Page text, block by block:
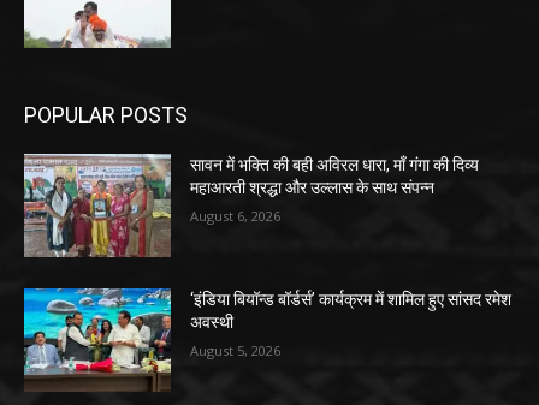
POPULAR POSTS
सावन में भक्ति की बही अविरल धारा, माँ गंगा की दिव्य
महाआरती श्रद्धा और उल्लास के साथ संपन्न
August 6, 2026
‘इंडिया बियॉन्ड बॉर्डर्स’ कार्यक्रम में शामिल हुए सांसद रमेश
अवस्थी
August 5, 2026